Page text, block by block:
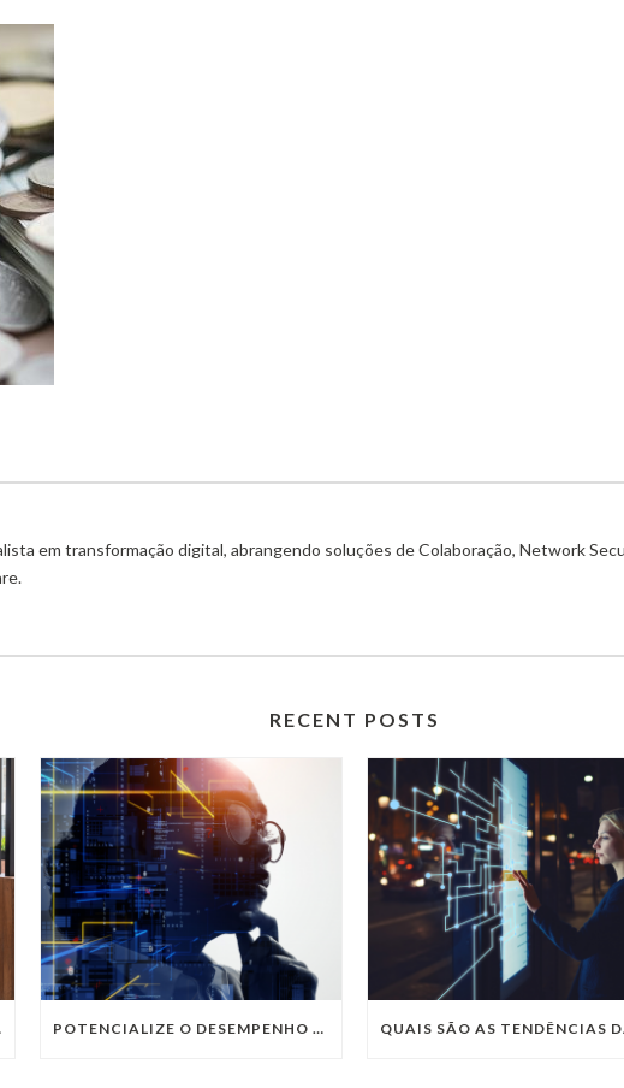
em transformação digital, abrangendo soluções de Colaboração, Network
RECENT POSTS
HÍBRIDO? POTENCIALIZE O DESEMPENHO DA SUA EMPRESA COM OS SERVIÇOS DE TI DA VIVO VITA